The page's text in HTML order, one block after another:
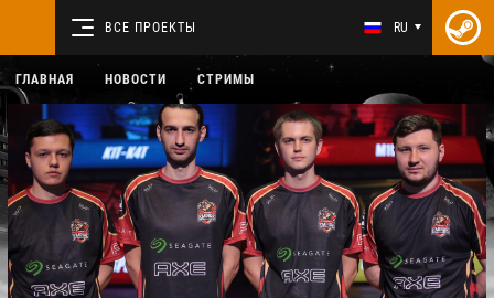
ВСЕ ПРОЕКТЫ RU
ГЛАВНАЯ НОВОСТИ СТРИМЫ